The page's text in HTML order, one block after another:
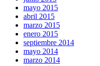
mayo 2015
abril 2015
marzo 2015
enero 2015
septiembre 2014
mayo 2014
marzo 2014